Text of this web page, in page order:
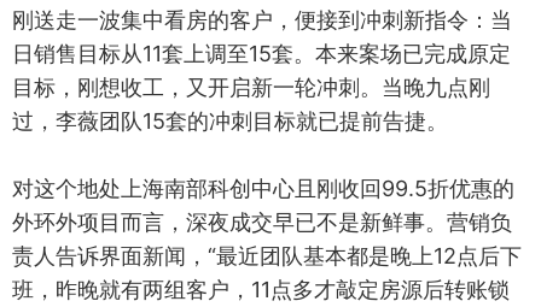
刚送走一波集中看房的客户，便接到冲刺新指令：当
日销售目标从11套上调至15套。本来案场已完成原定
目标，刚想收工，又开启新一轮冲刺。当晚九点刚
过，李薇团队15套的冲刺目标就已提前告捷。
对这个地处上海南部科创中心且刚收回99.5折优惠的
外环外项目而言，深夜成交早已不是新鲜事。营销负
责人告诉界面新闻，“最近团队基本都是晚上12点后下
班，昨晚就有两组客户，11点多才敲定房源后转账锁